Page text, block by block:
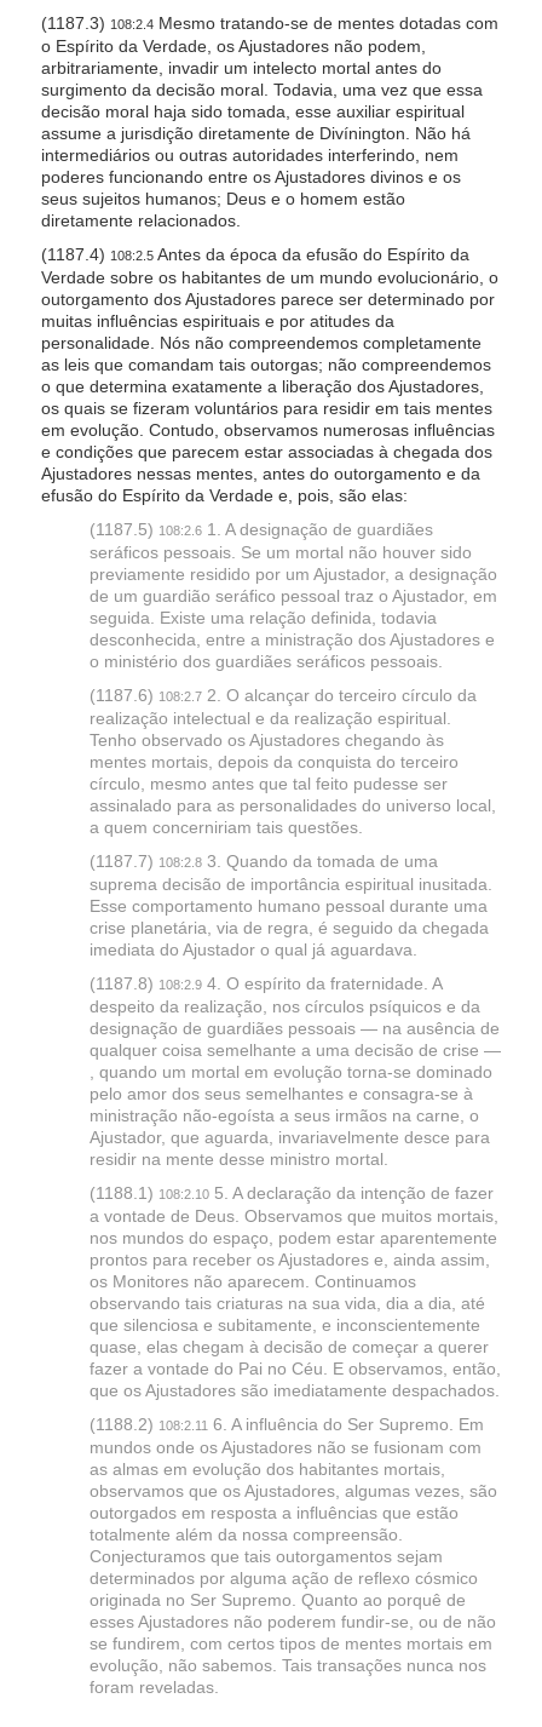
(1187.3) 108:2.4Mesmo tratando-se de mentes dotadas com
o Espírito da Verdade, os Ajustadores não podem,
arbitrariamente, invadir um intelecto mortal antes do
surgimento da decisão moral. Todavia, uma vez que essa
decisão moral haja sido tomada, esse auxiliar espiritual
assume a jurisdição diretamente de Divínington. Não há
intermediários ou outras autoridades interferindo, nem
poderes funcionando entre os Ajustadores divinos e os
seus sujeitos humanos; Deus e o homem estão
diretamente relacionados.
(1187.4) 108:2.5Antes da época da efusão do Espírito da
Verdade sobre os habitantes de um mundo evolucionário, o
outorgamento dos Ajustadores parece ser determinado por
muitas influências espirituais e por atitudes da
personalidade. Nós não compreendemos completamente
as leis que comandam tais outorgas; não compreendemos
o que determina exatamente a liberação dos Ajustadores,
os quais se fizeram voluntários para residir em tais mentes
em evolução. Contudo, observamos numerosas influências
e condições que parecem estar associadas à chegada dos
Ajustadores nessas mentes, antes do outorgamento e da
efusão do Espírito da Verdade e, pois, são elas:
(1187.5) 108:2.61. A designação de guardiães
seráficos pessoais. Se um mortal não houver sido
previamente residido por um Ajustador, a designação
de um guardião seráfico pessoal traz o Ajustador, em
seguida. Existe uma relação definida, todavia
desconhecida, entre a ministração dos Ajustadores e
o ministério dos guardiães seráficos pessoais.
(1187.6) 108:2.72. O alcançar do terceiro círculo da
realização intelectual e da realização espiritual.
Tenho observado os Ajustadores chegando às
mentes mortais, depois da conquista do terceiro
círculo, mesmo antes que tal feito pudesse ser
assinalado para as personalidades do universo local,
a quem concerniriam tais questões.
(1187.7) 108:2.83. Quando da tomada de uma
suprema decisão de importância espiritual inusitada.
Esse comportamento humano pessoal durante uma
crise planetária, via de regra, é seguido da chegada
imediata do Ajustador o qual já aguardava.
(1187.8) 108:2.94. O espírito da fraternidade. A
despeito da realização, nos círculos psíquicos e da
designação de guardiães pessoais — na ausência de
qualquer coisa semelhante a uma decisão de crise —
, quando um mortal em evolução torna-se dominado
pelo amor dos seus semelhantes e consagra-se à
ministração não-egoísta a seus irmãos na carne, o
Ajustador, que aguarda, invariavelmente desce para
residir na mente desse ministro mortal.
(1188.1) 108:2.105. A declaração da intenção de fazer
a vontade de Deus. Observamos que muitos mortais,
nos mundos do espaço, podem estar aparentemente
prontos para receber os Ajustadores e, ainda assim,
os Monitores não aparecem. Continuamos
observando tais criaturas na sua vida, dia a dia, até
que silenciosa e subitamente, e inconscientemente
quase, elas chegam à decisão de começar a querer
fazer a vontade do Pai no Céu. E observamos, então,
que os Ajustadores são imediatamente despachados.
(1188.2) 108:2.11 6. A influência do Ser Supremo. Em
mundos onde os Ajustadores não se fusionam com
as almas em evolução dos habitantes mortais,
observamos que os Ajustadores, algumas vezes, são
outorgados em resposta a influências que estão
totalmente além da nossa compreensão.
Conjecturamos que tais outorgamentos sejam
determinados por alguma ação de reflexo cósmico
originada no Ser Supremo. Quanto ao porquê de
esses Ajustadores não poderem fundir-se, ou de não
se fundirem, com certos tipos de mentes mortais em
evolução, não sabemos. Tais transações nunca nos
foram reveladas.